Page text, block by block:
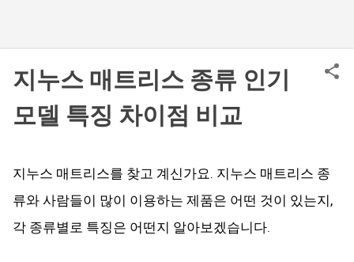
지누스 매트리스 종류 인기
모델 특징 차이점 비교
지누스 매트리스를 찾고 계신가요. 지누스 매트리스 종
류와 사람들이 많이 이용하는 제품은 어떤 것이 있는지,
각 종류별로 특징은 어떤지 알아보겠습니다.